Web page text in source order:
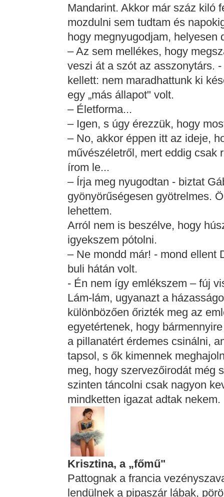
Mandarint. Akkor már száz kiló
mozdulni sem tudtam és
hogy megnyugodjam, helyesen
– Az sem mellékes, hogy
veszi át a szót az asszonytárs.
kellett: nem maradhattunk ki
egy „más állapot" volt.
– Életforma...
– Igen, s úgy érezzük, hogy
– No, akkor éppen itt az ideje,
művészéletről, mert eddig csak
írom le...
– Írja meg nyugodtan - biztat
gyönyörűségesen gyötrelmes.
lehettem.
Arról nem is beszélve, hogy
igyekszem pótolni.
– Ne mondd már! - mond ellent
buli hátán volt.
- Én nem így emlékszem – fúj
Lám-lám, ugyanazt a
különbözően őrizték meg az
egyetértenek, hogy
a pillanatért érdemes csinálni,
tapsol, s ők kimennek
meg, hogy szervezőirodát még
szinten táncolni csak nagyon
mindketten igazat adtak nekem.
Krisztina, a „főmű"
Pattognak a francia
lendülnek a pipaszár lábak,